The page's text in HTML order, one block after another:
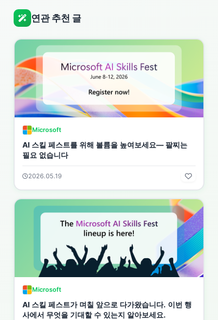
연관 추천 글
Microsoft
AI 스킬 페스트를 위해 볼륨을 높여보세요— 팔찌는
필요 없습니다
2026.05.19
Microsoft
AI 스킬 페스트가 며칠 앞으로 다가왔습니다. 이번 행
사에서 무엇을 기대할 수 있는지 알아보세요.